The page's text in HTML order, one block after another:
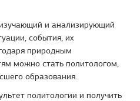
и анализирующий
события, их
природным
можно стать политологом,
образования.
политологии и получить